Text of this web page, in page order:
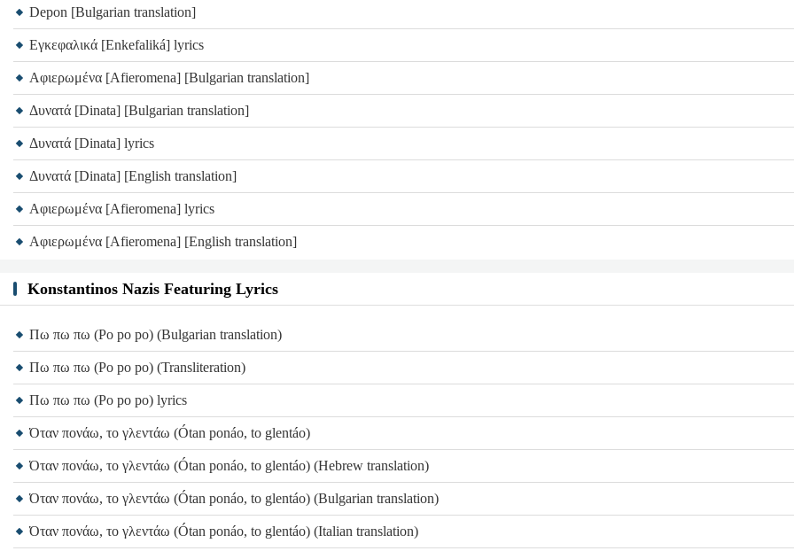
Depon [Bulgarian translation]
Εγκεφαλικά [Enkefaliká] lyrics
Aφιερωμένα [Afieromena] [Bulgarian translation]
Δυνατά [Dinata] [Bulgarian translation]
Δυνατά [Dinata] lyrics
Δυνατά [Dinata] [English translation]
Aφιερωμένα [Afieromena] lyrics
Aφιερωμένα [Afieromena] [English translation]
Konstantinos Nazis Featuring Lyrics
Πω πω πω (Po po po) (Bulgarian translation)
Πω πω πω (Po po po) (Transliteration)
Πω πω πω (Po po po) lyrics
Όταν πονάω, το γλεντάω (Ótan ponáo, to glentáo)
Όταν πονάω, το γλεντάω (Ótan ponáo, to glentáo) (Hebrew translation)
Όταν πονάω, το γλεντάω (Ótan ponáo, to glentáo) (Bulgarian translation)
Όταν πονάω, το γλεντάω (Ótan ponáo, to glentáo) (Italian translation)